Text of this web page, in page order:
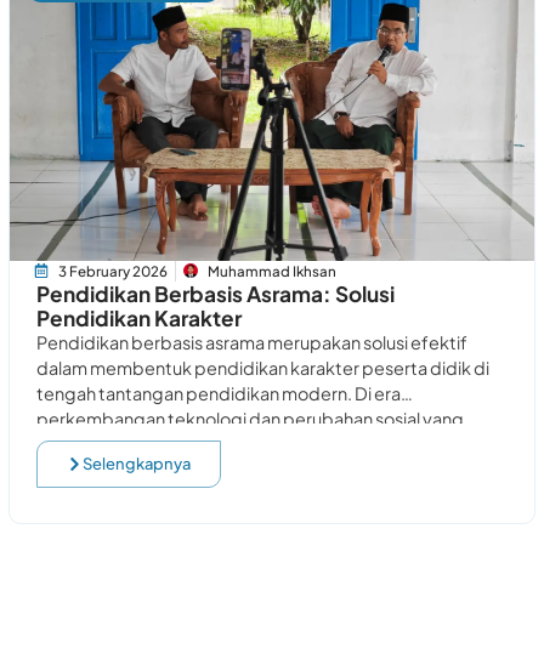
3 February 2026 Muhammad Ikhsan
Pendidikan Berbasis Asrama: Solusi
Pendidikan Karakter
Pendidikan berbasis asrama merupakan solusi efektif
dalam membentuk pendidikan karakter peserta didik di
tengah tantangan pendidikan modern. Di era
perkembangan teknologi dan perubahan sosial yang
cepat, sistem pendidikan tidak cukup
Selengkapnya